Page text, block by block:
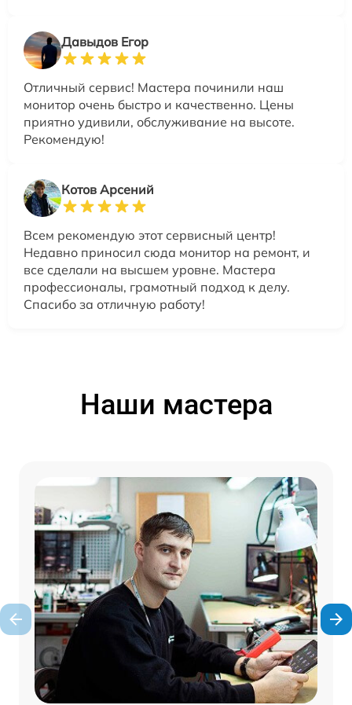
Давыдов Егор
Отличный сервис! Мастера починили наш
монитор очень быстро и качественно. Цены
приятно удивили, обслуживание на высоте.
Рекомендую!
Котов Арсений
Всем рекомендую этот сервисный центр!
Недавно приносил сюда монитор на ремонт, и
все сделали на высшем уровне. Мастера
профессионалы, грамотный подход к делу.
Спасибо за отличную работу!
Наши мастера